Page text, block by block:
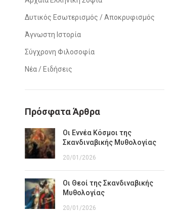
Δυτικός Εσωτερισμός / Αποκρυφισμός
Άγνωστη Ιστορία
Σύγχρονη Φιλοσοφία
Νέα / Ειδήσεις
Πρόσφατα Άρθρα
Οι Εννέα Κόσμοι της
Σκανδιναβικής Μυθολογίας
20/01/2026
Οι Θεοί της Σκανδιναβικής
Μυθολογίας
20/01/2026